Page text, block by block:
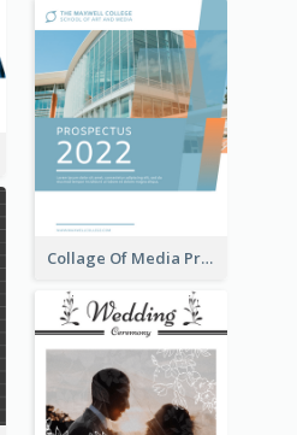
Collage Of Media Prospectus